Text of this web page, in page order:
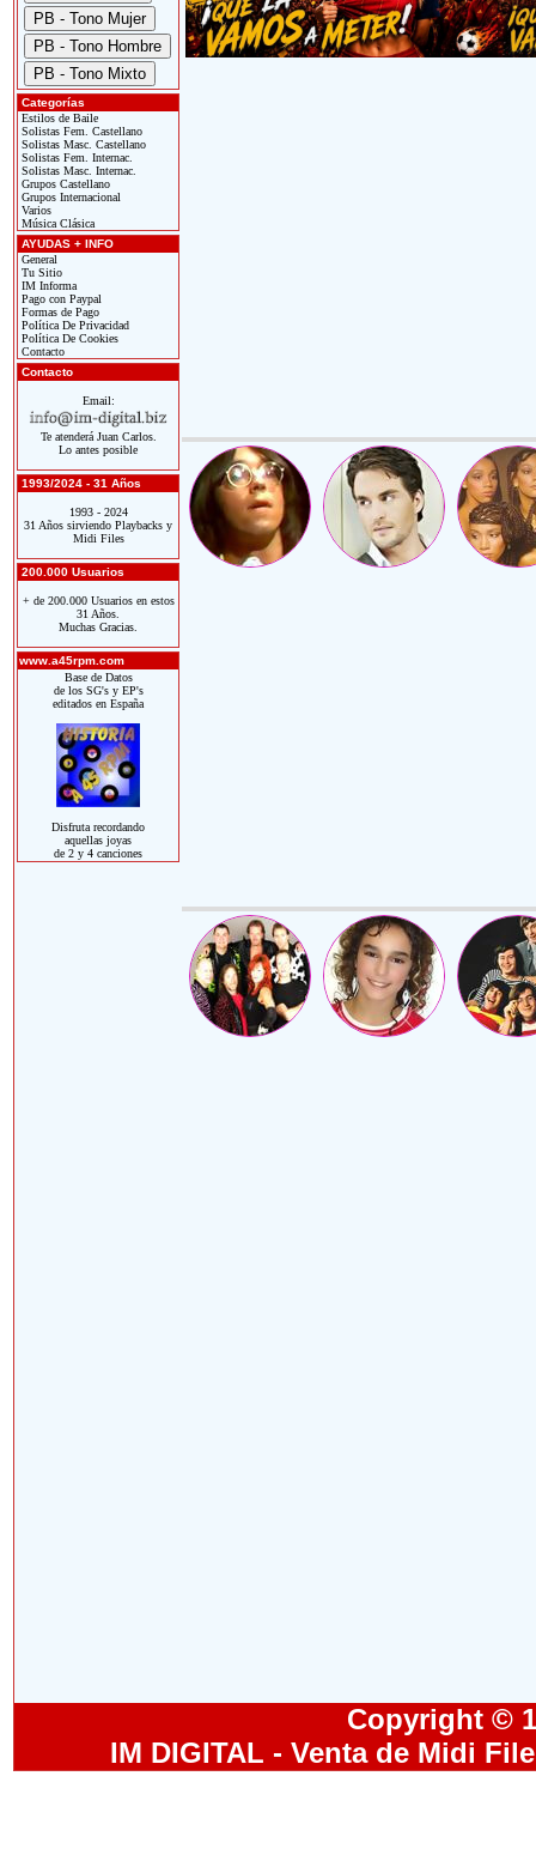
Categorías
Estilos de Baile
Solistas Fem. Castellano
Solistas Masc. Castellano
Solistas Fem. Internac.
Solistas Masc. Internac.
Grupos Castellano
Grupos Internacional
Varios
Música Clásica
AYUDAS + INFO
General
Tu Sitio
IM Informa
Pago con Paypal
Formas de Pago
Política De Privacidad
Política De Cookies
Contacto
Contacto
Email:
Te atenderá Juan Carlos.
Lo antes posible
1993/2024 - 31 Años
1993 - 2024
31 Años sirviendo Playbacks y
Midi Files
200.000 Usuarios
+ de 200.000 Usuarios en estos
31 Años.
Muchas Gracias.
www.a45rpm.com
Base de Datos
de los SG's y EP's
editados en España
Disfruta recordando
aquellas joyas
de 2 y 4 canciones
Copyright ©
IM DIGITAL - Venta de Midi